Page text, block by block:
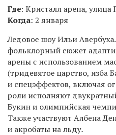
Где: Кристалл арена, улица
Когда: 2 января
Ледовое шоу Ильи
фольклорный сюжет
арены с использованием
(тридевятое царство, изба
и спецэффектов, включая
роли исполняют
Букин и олимпийская
Также участвуют Албена
и акробаты на льду.